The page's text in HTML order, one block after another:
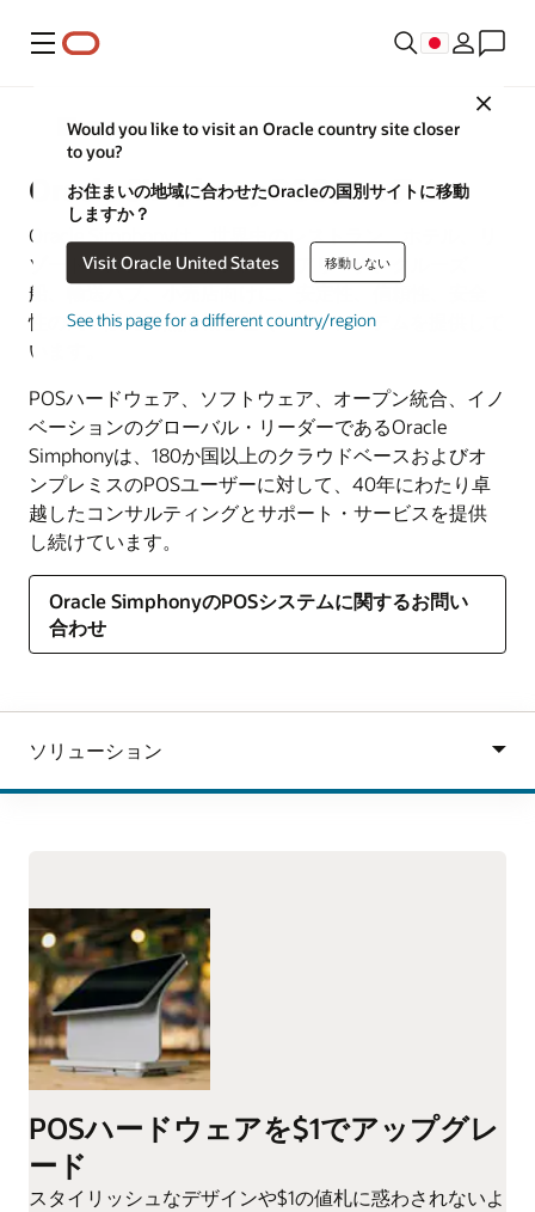
メニュー
Close
Would you like to visit an Oracle country site closer
to you?
お住まいの地域に合わせたOracleの国別サイトに移動
しますか？
Visit Oracle United States 移動しない
See this page for a different country/region
飲食業界
Oracle Simphony POSシステム
Oracle Simphonyは、世界中のレストラン、ホテル、リ
ゾート、カジノ、スタジアム、アリーナ、クルーズ
船、輸送ハブ、小売店向けに、安定性、信頼性、安全
性の高い販売時点情報管理（POS）システムを提供して
います。
POSハードウェア、ソフトウェア、オープン統合、イノ
ベーションのグローバル・リーダーであるOracle
Simphonyは、180か国以上のクラウドベースおよびオ
ンプレミスのPOSユーザーに対して、40年にわたり卓
越したコンサルティングとサポート・サービスを提供
し続けています。
Oracle SimphonyのPOSシステムに関するお問い
合わせ
POSハードウェアを$1でアップグレ
ード
スタイリッシュなデザインや$1の値札に惑わされないよ